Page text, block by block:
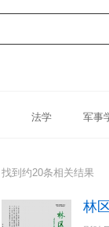
法学 军事
找到约20条相关结果
林